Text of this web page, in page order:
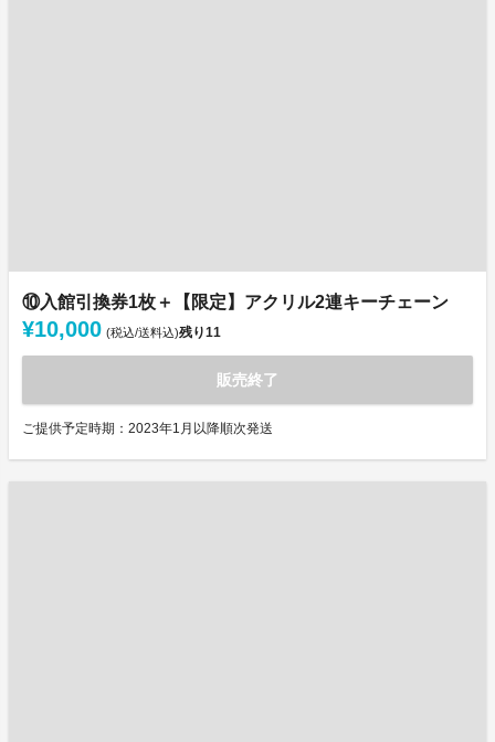
⑩入館引換券1枚＋【限定】アクリル2連キーチェーン
¥10,000 (税込/送料込)残り11
販売終了
ご提供予定時期：2023年1月以降順次発送